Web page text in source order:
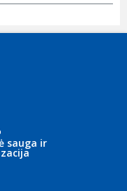
sauga ir